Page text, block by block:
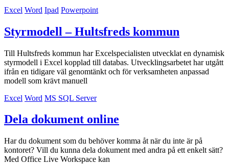
Excel Word Ipad Powerpoint
Styrmodell – Hultsfreds kommun
Till Hultsfreds kommun har Excelspecialisten utvecklat en dynamisk
styrmodell i Excel kopplad till databas. Utvecklingsarbetet har utgått
ifrån en tidigare väl genomtänkt och för verksamheten anpassad
modell som krävt manuell
Excel Word MS SQL Server
Dela dokument online
Har du dokument som du behöver komma åt när du inte är på
kontoret? Vill du kunna dela dokument med andra på ett enkelt sätt?
Med Office Live Workspace kan